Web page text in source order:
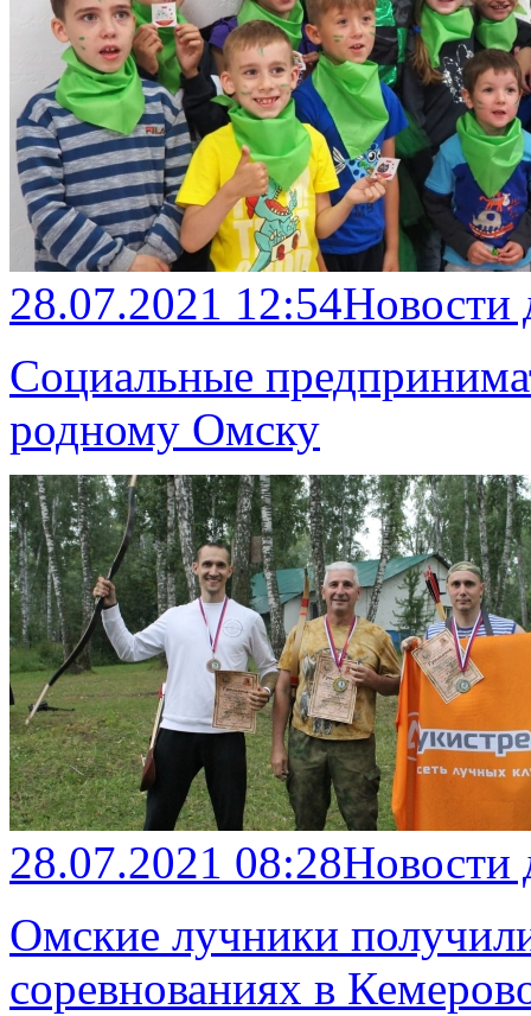
28.07.2021 12:54
Социальные
родному Омску
28.07.2021 08:28
Омские лучники
соревнованиях в